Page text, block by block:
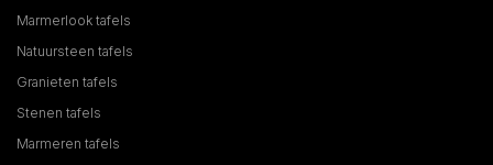
Marmerlook tafels
Natuursteen tafels
Granieten tafels
Stenen tafels
Marmeren tafels